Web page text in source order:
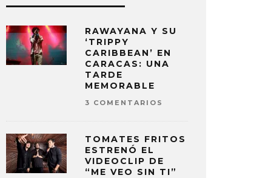
RAWAYANA Y SU
‘TRIPPY
CARIBBEAN’ EN
CARACAS: UNA
TARDE
MEMORABLE
3 COMENTARIOS
TOMATES FRITOS
ESTRENÓ EL
VIDEOCLIP DE
“ME VEO SIN TI”